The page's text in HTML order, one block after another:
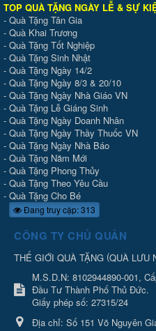
TOP QUÀ TẶNG NGÀY LỄ & SỰ
- Quà Tặng Tân Gia
- Quà Khai Trương
- Quà Tặng Tốt Nghiệp
- Quà Tặng Sinh Nhật
- Quà Tặng Ngày 14/2
- Quà Tặng Ngày 8/3 & 20/10
- Quà Tặng Ngày Nhà Giáo VN
- Quà Tặng Lễ Giáng Sinh
- Quà Tặng Ngày Doanh Nhân
- Quà Tặng Ngày Thầy Thuốc VN
- Quà Tặng Ngày Nhà Báo
- Quà Tặng Năm Mới
- Quà Tặng Phong Thủy
- Quà Tặng Theo Yêu Cầu
- Quà Tặng Cho Bé
Đang truy cập: 313
CÔNG TY CHỦ QUẢN
THẾ GIỚI QUÀ TẶNG (QUÀ LƯU
M.S.D.N: 8102944890-001,
Đầu Tư Thành Phố Thủ Đức.
Giấy phép số: 27315/24
Địa chỉ: Số 151 Võ Nguyên